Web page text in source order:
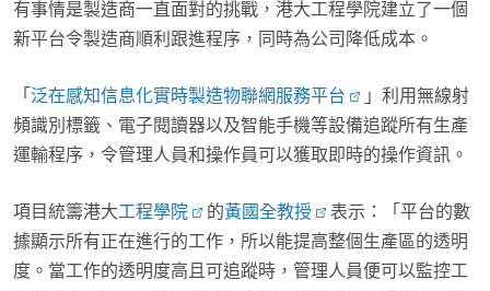
有事情是製造商一直面對的挑戰，港大工程學院建立了一個
新平台令製造商順利跟進程序，同時為公司降低成本。
「 泛在感知信息化實時製造物聯網服務平台
」利用無線射
頻識別標籤、電子閱讀器以及智能手機等設備追蹤所有生產
運輸程序，令管理人員和操作員可以獲取即時的操作資訊。
項目統籌港大工程學院 的黃國全教授
表示：「平台的數
據顯示所有正在進行的工作，所以能提高整個生產區的透明
度。當工作的透明度高且可追蹤時，管理人員便可以監控工